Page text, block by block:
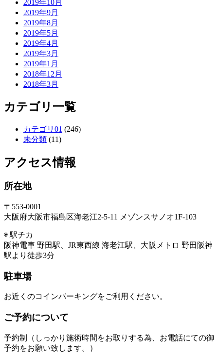
2019年10月
2019年9月
2019年8月
2019年5月
2019年4月
2019年3月
2019年1月
2018年12月
2018年3月
カテゴリ一覧
カテゴリ01 (246)
未分類 (11)
アクセス情報
所在地
〒553-0001
大阪府大阪市福島区海老江2-5-11 メゾンスサノオ1F-103
◉ 駅チカ
阪神電車 野田駅、JR東西線 海老江駅、大阪メトロ 野田阪神
駅より徒歩3分
駐車場
お近くのコインパーキングをご利用ください。
ご予約について
予約制（しっかり施術時間をお取りする為、お電話にての御
予約をお願い致します。）